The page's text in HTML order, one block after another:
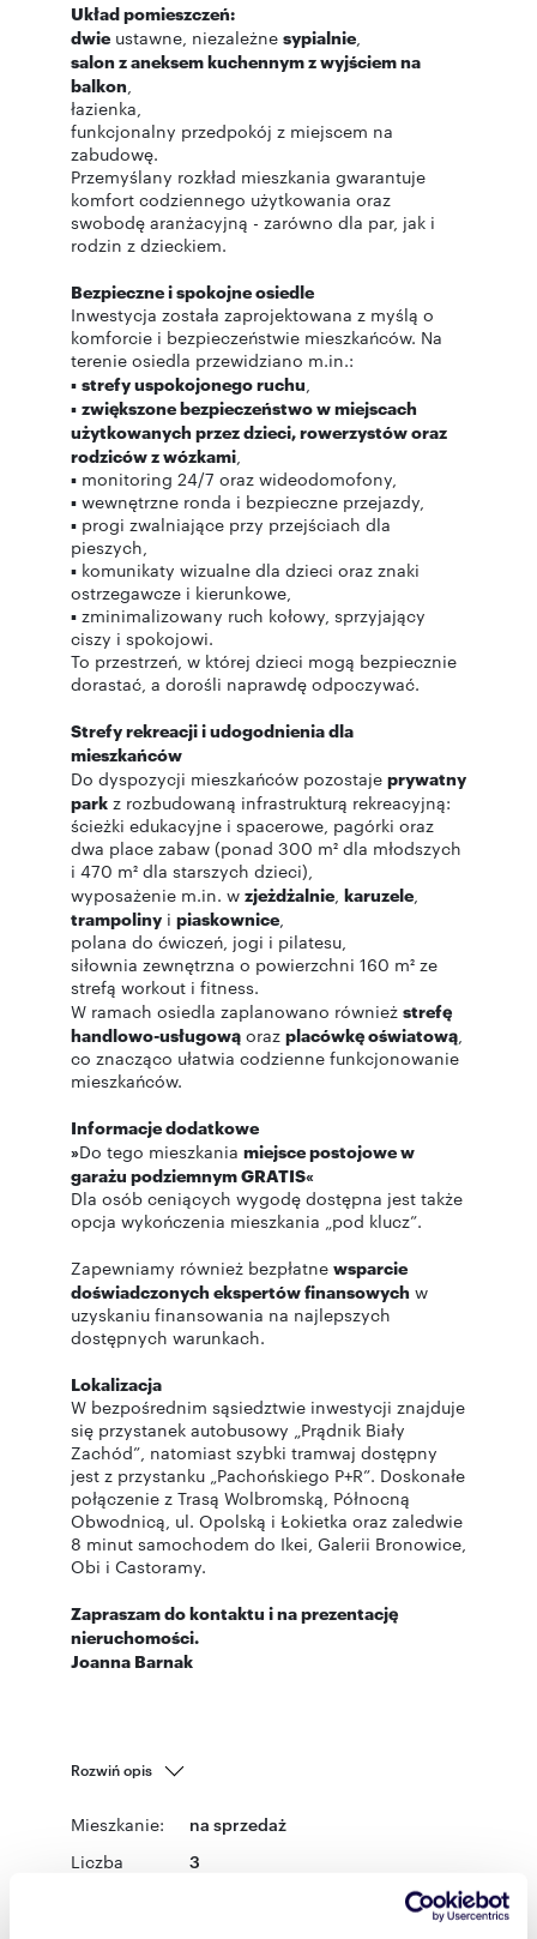
Układ pomieszczeń:
dwie ustawne, niezależne sypialnie,
salon z aneksem kuchennym z wyjściem na
balkon,
łazienka,
funkcjonalny przedpokój z miejscem na
zabudowę.
Przemyślany rozkład mieszkania gwarantuje
komfort codziennego użytkowania oraz
swobodę aranżacyjną - zarówno dla par, jak i
rodzin z dzieckiem.
Bezpieczne i spokojne osiedle
Inwestycja została zaprojektowana z myślą o
komforcie i bezpieczeństwie mieszkańców. Na
terenie osiedla przewidziano m.in.:
▪ strefy uspokojonego ruchu,
▪ zwiększone bezpieczeństwo w miejscach
użytkowanych przez dzieci, rowerzystów oraz
rodziców z wózkami,
▪ monitoring 24/7 oraz wideodomofony,
▪ wewnętrzne ronda i bezpieczne przejazdy,
▪ progi zwalniające przy przejściach dla
pieszych,
▪ komunikaty wizualne dla dzieci oraz znaki
ostrzegawcze i kierunkowe,
▪ zminimalizowany ruch kołowy, sprzyjający
ciszy i spokojowi.
To przestrzeń, w której dzieci mogą bezpiecznie
dorastać, a dorośli naprawdę odpoczywać.
Strefy rekreacji i udogodnienia dla
mieszkańców
Do dyspozycji mieszkańców pozostaje prywatny
park z rozbudowaną infrastrukturą rekreacyjną:
ścieżki edukacyjne i spacerowe, pagórki oraz
dwa place zabaw (ponad 300 m² dla młodszych
i 470 m² dla starszych dzieci),
wyposażenie m.in. w zjeżdżalnie, karuzele,
trampoliny i piaskownice,
polana do ćwiczeń, jogi i pilatesu,
siłownia zewnętrzna o powierzchni 160 m² ze
strefą workout i fitness.
W ramach osiedla zaplanowano również strefę
handlowo-usługową oraz placówkę oświatową,
co znacząco ułatwia codzienne funkcjonowanie
mieszkańców.
Informacje dodatkowe
»Do tego mieszkania miejsce postojowe w
garażu podziemnym GRATIS«
Dla osób ceniących wygodę dostępna jest także
opcja wykończenia mieszkania „pod klucz”.
Zapewniamy również bezpłatne wsparcie
doświadczonych ekspertów finansowych w
uzyskaniu finansowania na najlepszych
dostępnych warunkach.
Lokalizacja
W bezpośrednim sąsiedztwie inwestycji znajduje
się przystanek autobusowy „Prądnik Biały
Zachód”, natomiast szybki tramwaj dostępny
jest z przystanku „Pachońskiego P+R”. Doskonałe
połączenie z Trasą Wolbromską, Północną
Obwodnicą, ul. Opolską i Łokietka oraz zaledwie
8 minut samochodem do Ikei, Galerii Bronowice,
Obi i Castoramy.
Zapraszam do kontaktu i na prezentację
nieruchomości.
Joanna Barnak
Rozwiń opis
Mieszkanie: na sprzedaż
Liczba
3